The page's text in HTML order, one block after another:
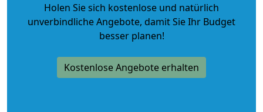
Holen Sie sich kostenlose und natürlich
unverbindliche Angebote, damit Sie Ihr Budget
besser planen!
Kostenlose Angebote erhalten